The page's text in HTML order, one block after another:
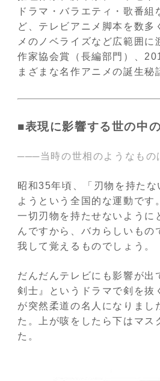
ドラマ・バラエティ・歌番
ど、テレビアニメ脚本を数
メのノベライズなど広範囲
作家協会賞（長編部門）、
まざまな名作アニメの誕生秘
■表現に影響する世の中
───当時の世相のようなもの
昭和35年頃、「刃物を持た
ようという全国的な運動で
一切刃物を持たせないように
んですから、バカらしいも
我して覚えるものでしょう。
だんだんテレビにも影響が出
剣士』というドラマで剣を抜
が突然柔道の名人になりまし
た。上が咳をしたら下はマ
た。